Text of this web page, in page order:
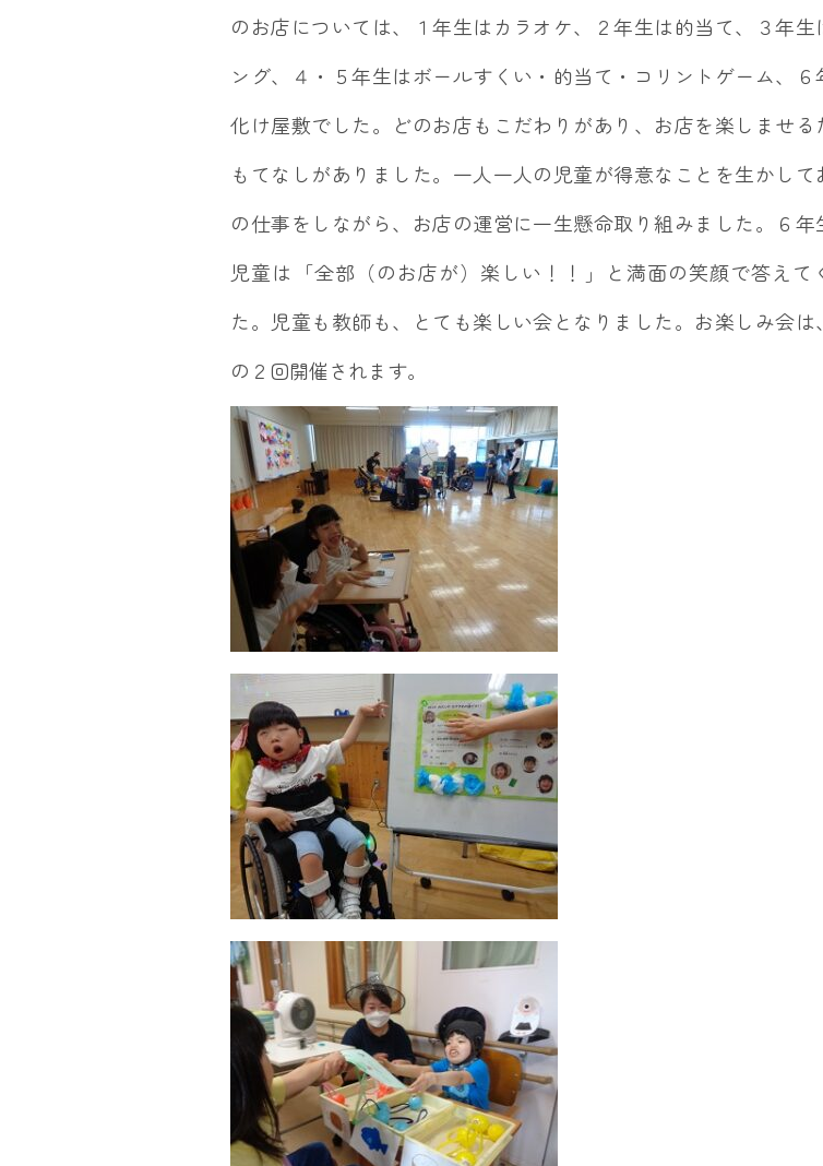
のお店については、１年生はカラオケ、２年生は的当て、３年生
ング、４・５年生はボールすくい・的当て・コリントゲーム、６
化け屋敷でした。どのお店もこだわりがあり、お店を楽しませる
もてなしがありました。一人一人の児童が得意なことを生かして
の仕事をしながら、お店の運営に一生懸命取り組みました。６年
児童は「全部（のお店が）楽しい！！」と満面の笑顔で答えて
た。児童も教師も、とても楽しい会となりました。お楽しみ会は
の２回開催されます。